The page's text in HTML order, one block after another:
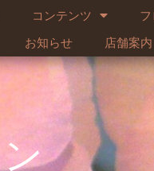
コンテンツ
お知らせ
店舗案内